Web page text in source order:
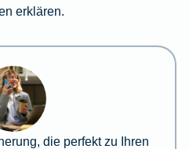
erklären.
die perfekt zu Ihren